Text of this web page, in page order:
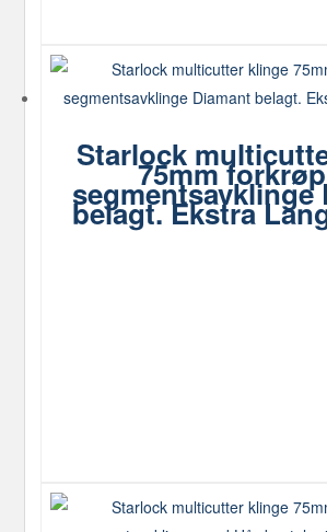
Starlock
75mm
segmentsavklinge
belagt. Ekstra